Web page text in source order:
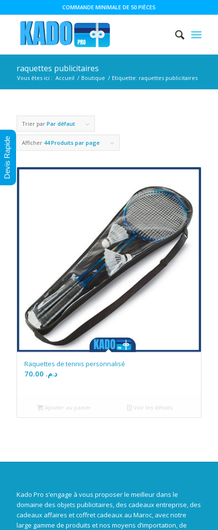
COMMANDE MINIMALE DE 50 PIÈCES
raquettes publicitaires
Vous êtes ici : Accueil / Boutique / Etiquette: raquettes publicitaires
Trier par Par défaut
Afficher 44 Produits par page
Raquettes de tennis personnalisé
د.م.
Ajouter au panier Voir les détails
Kado Pro s’engage à vous proposer le meilleur dans le
domaine des objets publicitaires, des cadeaux entreprise, des
cadeaux affaires et coffret cadeaux au Maroc, avec notre
large gamme de produits et nos moyens d’importation, de
Devis Rapide